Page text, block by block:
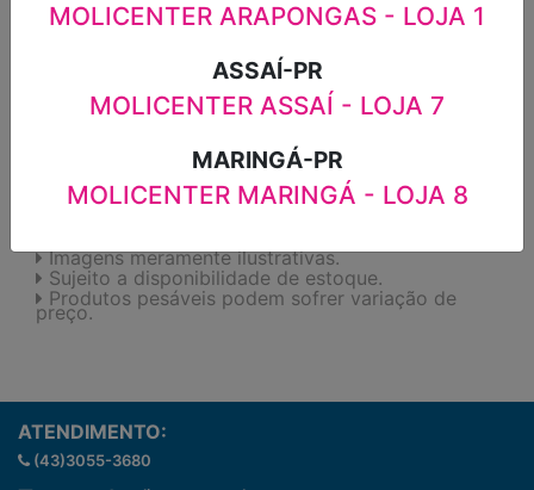
Imagens meramente ilustrativas.
Sujeito a disponibilidade de estoque.
Produtos pesáveis podem sofrer variação de
preço.
MOLICENTER ARAPONGAS - LOJA 1
ASSAÍ-PR
MOLICENTER ASSAÍ - LOJA 7
MARINGÁ-PR
MOLICENTER MARINGÁ - LOJA 8
ATENDIMENTO:
(43)3055-3680